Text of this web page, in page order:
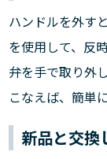
ハンドルを外す
を使用して、反
弁を手で取り外
こなえば、簡単
新品と交換